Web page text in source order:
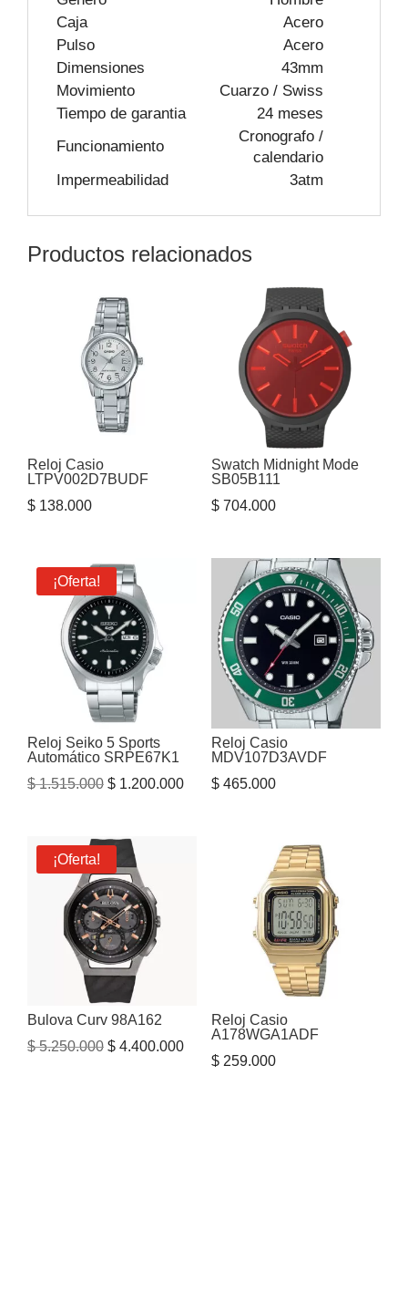
Caja
Acero
Pulso
Acero
Dimensiones
43mm
Movimiento
Cuarzo / Swiss
Tiempo de garantia
24 meses
Funcionamiento
Cronografo /
calendario
Impermeabilidad
3atm
Productos relacionados
Reloj Casio
LTPV002D7BUDF
$ 138.000
Swatch Midnight Mode
SB05B111
$704.000
¡Oferta!
Reloj Seiko 5 Sports
Automático SRPE67K1
$1.515.000 El
$ 1.515.000.
$ 1.200.000El
Reloj Casio
MDV107D3AVDF
$465.000
¡Oferta!
Bulova Curv 98A162
$5.250.000 El
$ 4.400.000El
precio
Reloj Casio
A178WGA1ADF
$259.000